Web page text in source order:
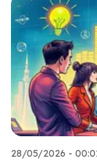
28/05/2026 -